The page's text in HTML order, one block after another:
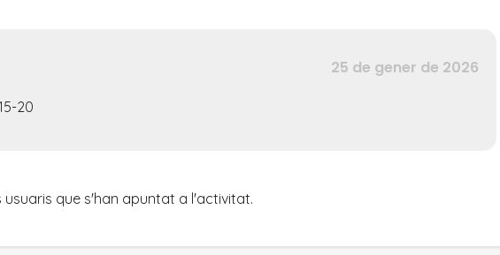
25 de gener de 2026
20
que s'han apuntat a l'activitat.